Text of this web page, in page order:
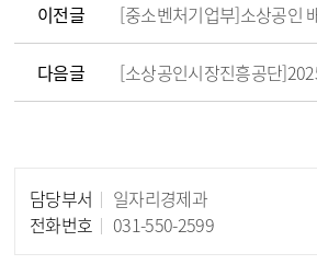
이전글
다음글
담당부서
일자리경제과
전화번호
031-550-2599